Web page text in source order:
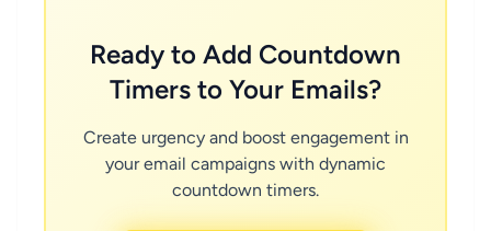
Ready to Add Countdown
Timers to Your Emails?
Create urgency and boost engagement in
your email campaigns with dynamic
countdown timers.